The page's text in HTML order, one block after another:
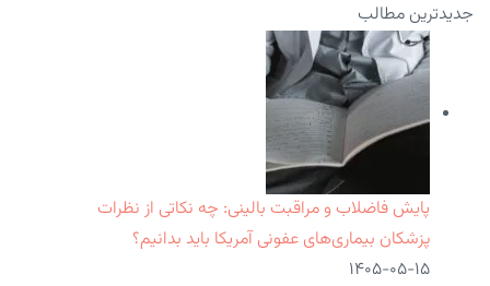
جدیدترین مطالب
پایش فاضلاب و مراقبت بالینی: چه نکاتی از نظرات
پزشکان بیماری‌های عفونی آمریکا باید بدانیم؟
۱۴۰۵-۰۵-۱۵